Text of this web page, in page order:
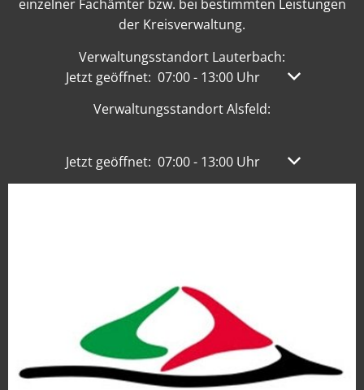
einzelner Fachämter bzw. bei bestimmten Leistungen
der Kreisverwaltung.
Verwaltungsstandort Lauterbach:
Klicken, um weitere Öffnungs- oder
Jetzt geöffnet: 07:00- 13:00Uhr
Von 07:00
Verwaltungsstandort Alsfeld:
Klicken, um weitere Öffnungs- oder
Jetzt geöffnet: 07:00- 13:00Uhr Von 07:00